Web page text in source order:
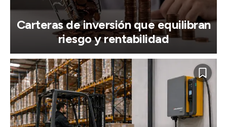
Carteras de inversión que equilibran
riesgo y rentabilidad